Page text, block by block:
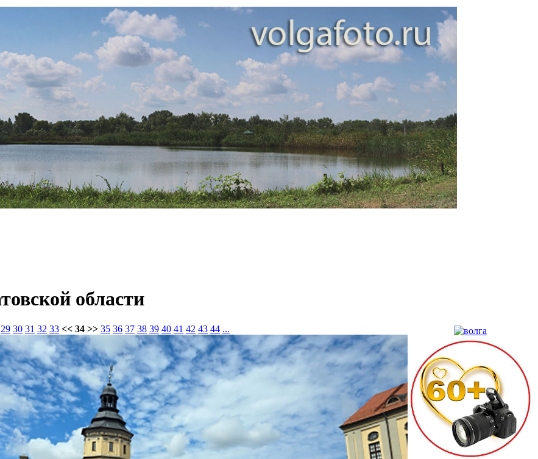
области
29 30 31 32 33 << 34 >> 35 36 37 38 39 40 41 42 43 44 ...